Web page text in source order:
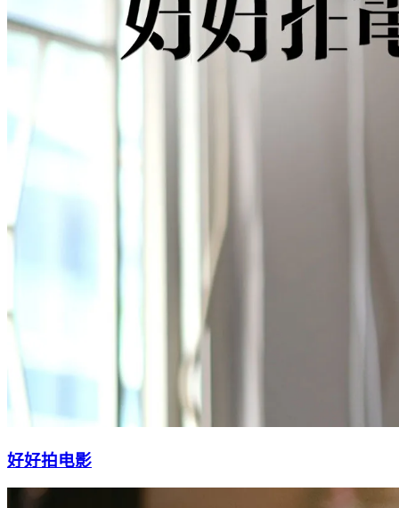
好好拍电影